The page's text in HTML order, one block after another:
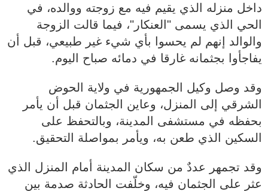
داخل منزله الذي يقيم فيه مع زوجته ووالده، في
الحي الذي يسمى "العنكار"، فيما قالت الزوجة
والوالد إنهم لم يحسوا بأي شيء غير طبيعي، قبل أن
يفاجأوا بجثمانه غارقا في دمائه صباح اليوم.
وقد وصل وكيل الجمهورية في ولاية الحوض
الشرقي إلى المنزل، وعاين الجثمان قبل أن يأمر
بحفظه في مستشفى المدينة، وبالتحفظ على
السكين الذي طعن به، ويأمر بمواصلة التحقيق.
وقد تجمهر عددٌ من سكان المدينة أمام المنزل الذي
عثر على الجثمان فيه، وخلّفت الحادثة صدمة بين